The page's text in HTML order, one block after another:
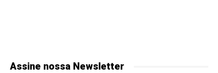
Assine nossa Newsletter